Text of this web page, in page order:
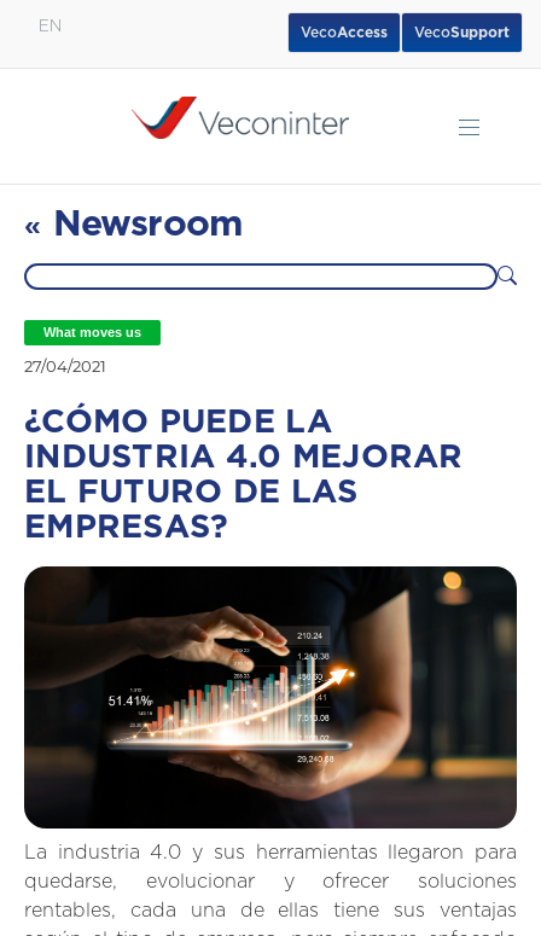
EN VecoSupport
VecoAccess
« Newsroom
What moves us
27/04/2021
¿CÓMO PUEDE LA
INDUSTRIA 4.0 MEJORAR
EL FUTURO DE LAS
EMPRESAS?
La industria 4.0 y sus herramientas llegaron para
quedarse, evolucionar y ofrecer soluciones
rentables, cada una de ellas tiene sus ventajas